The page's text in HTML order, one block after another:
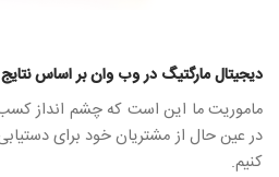
دیجیتال مارگتیگ در وب وان بر اساس نتایج
ماموریت ما این است که چشم انداز کسب
در عین حال از مشتریان خود برای
کنیم.